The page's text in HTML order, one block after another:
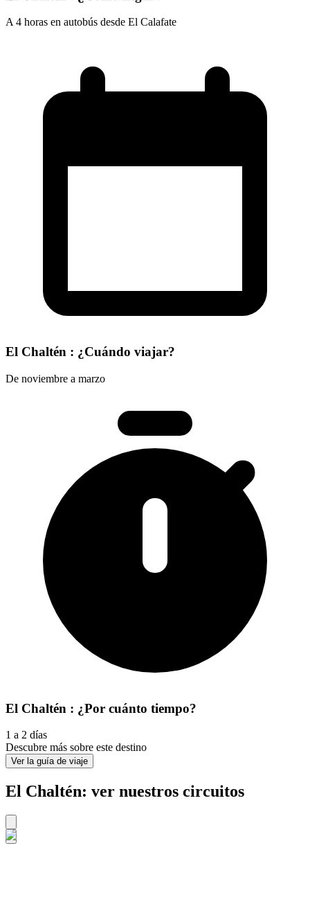
A 4 horas en autobús desde El Calafate
El Chaltén : ¿Cuándo viajar?
De noviembre a marzo
El Chaltén : ¿Por cuánto tiempo?
1 a 2 días
Descubre más sobre este destino
Ver la guía de viaje
El Chaltén: ver nuestros circuitos